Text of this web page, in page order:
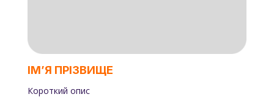
ІМʼЯ ПРІЗВИЩЕ
Короткий опис